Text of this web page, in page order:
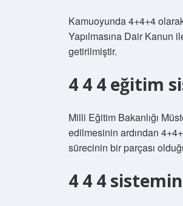
Kamuoyunda 4+4+4
Yapılmasına Dair Kanun
getirilmiştir.
4 4 4 eğitim
Milli Eğitim Bakanlığı
edilmesinin ardından
sürecinin bir parçası
4 4 4